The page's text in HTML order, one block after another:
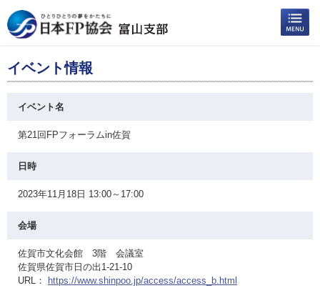
イベント情報
イベント名
第21回FPフォーラムin佐賀
日時
2023年11月18日 13:00～17:00
会場
佐賀市文化会館 3階 会議室
佐賀県佐賀市日の出1-21-10
URL：
https://www.shinpoo.jp/access/access_b.html